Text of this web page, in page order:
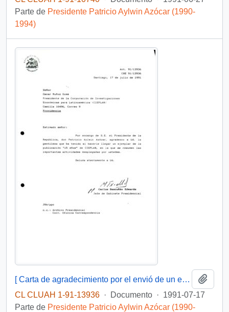
Parte de Presidente Patricio Aylwin Azócar (1990-
1994)
[ Carta de agradecimiento por el envió de un ejemplar de la publicación "15 Años" de CIEPLAN]
CL CLUAH 1-91-13936 · Documento · 1991-07-17
Parte de Presidente Patricio Aylwin Azócar (1990-